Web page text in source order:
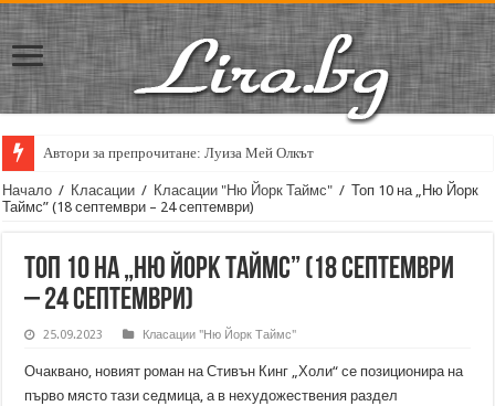
Автори за препрочитане: Луиза Мей Олкът
Начало / Класации / Класации "Ню Йорк Таймс" / Топ 10 на „Ню Йорк
Таймс” (18 септември – 24 септември)
Топ 10 на „Ню Йорк Таймс” (18 септември
– 24 септември)
25.09.2023 Класации "Ню Йорк Таймс"
Очаквано, новият роман на Стивън Кинг „Холи“ се позиционира на
първо място тази седмица, а в нехудожествения раздел